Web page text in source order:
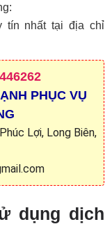
tín nhất tại địa chỉ
PHỤC VỤ
Lợi, Long Biên,
dụng dịch